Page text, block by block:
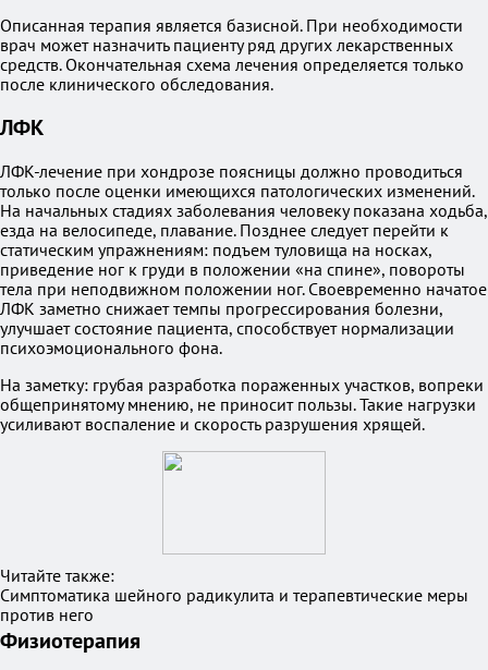
Описанная терапия является базисной. При необходимости
врач может назначить пациенту ряд других лекарственных
средств. Окончательная схема лечения определяется только
после клинического обследования.
ЛФК
ЛФК-лечение при хондрозе поясницы должно проводиться
только после оценки имеющихся патологических изменений.
На начальных стадиях заболевания человеку показана ходьба,
езда на велосипеде, плавание. Позднее следует перейти к
статическим упражнениям: подъем туловища на носках,
приведение ног к груди в положении «на спине», повороты
тела при неподвижном положении ног. Своевременно начатое
ЛФК заметно снижает темпы прогрессирования болезни,
улучшает состояние пациента, способствует нормализации
психоэмоционального фона.
На заметку: грубая разработка пораженных участков, вопреки
общепринятому мнению, не приносит пользы. Такие нагрузки
усиливают воспаление и скорость разрушения хрящей.
Читайте также:
Симптоматика шейного радикулита и терапевтические меры
против него
Физиотерапия